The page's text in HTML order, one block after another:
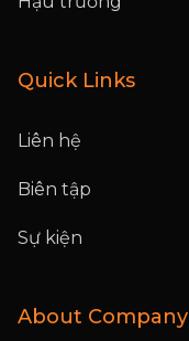
Quick Links
Liên hệ
Biên tập
Sự kiện
About Company